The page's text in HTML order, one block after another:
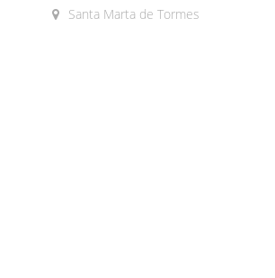
Santa Marta de Tormes